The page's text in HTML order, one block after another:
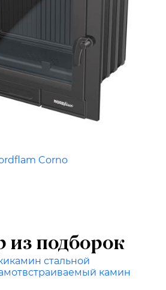
Corno
из подборок
камин стальной
встраиваемый камин